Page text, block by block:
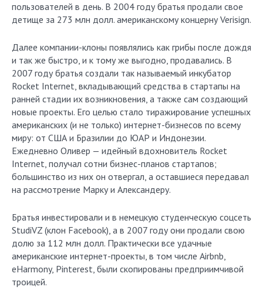
пользователей в день. В 2004 году братья продали свое
детище за 273 млн долл. американскому концерну Verisign.
Далее компании-клоны появлялись как грибы после дождя
и так же быстро, и к тому же выгодно, продавались. В
2007 году братья создали так называемый инкубатор
Rocket Internet, вкладывающий средства в стартапы на
ранней стадии их возникновения, а также сам создающий
новые проекты. Его целью стало тиражирование успешных
американских (и не только) интернет-бизнесов по всему
миру: от США и Бразилии до ЮАР и Индонезии.
Ежедневно Оливер — идейный вдохновитель Rocket
Internet, получал сотни бизнес-планов стартапов;
большинство из них он отвергал, а оставшиеся передавал
на рассмотрение Марку и Александеру.
Братья инвестировали и в немецкую студенческую соцсеть
StudiVZ (клон Facebook), а в 2007 году они продали свою
долю за 112 млн долл. Практически все удачные
американские интернет-проекты, в том числе Airbnb,
eHarmony, Pinterest, были скопированы предприимчивой
троицей.